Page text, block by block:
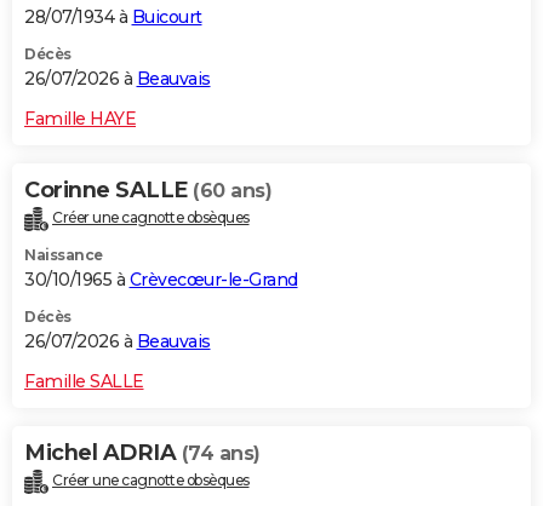
28/07/1934 à Buicourt
Décès
26/07/2026 à Beauvais
Famille HAYE
Corinne SALLE (60 ans)
Créer une cagnotte obsèques
Naissance
30/10/1965 à Crèvecœur-le-Grand
Décès
26/07/2026 à Beauvais
Famille SALLE
Michel ADRIA (74 ans)
Créer une cagnotte obsèques